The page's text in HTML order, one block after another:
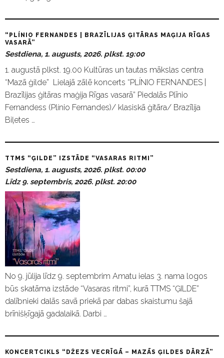
“PLÍNIO FERNANDES | BRAZĪLIJAS ĢITĀRAS MAĢIJA RĪGAS
VASARĀ”
Sestdiena, 1. augusts, 2026. plkst. 19:00
1. augustā plkst. 19.00 Kultūras un tautas mākslas centra
“Mazā ģilde” Lielajā zālē koncerts “PLÍNIO FERNANDES |
Brazīlijas ģitāras maģija Rīgas vasarā” Piedalās Plīnio
Fernandess (Plínio Fernandes)/ klasiskā ģitāra/ Brazīlija
Biļetes …
TTMS “ĢILDE” IZSTĀDE “VASARAS RITMI”
Sestdiena, 1. augusts, 2026. plkst. 00:00
Līdz 9. septembris, 2026. plkst. 20:00
No 9. jūlija līdz 9. septembrim Amatu ielas 3. nama logos
būs skatāma izstāde “Vasaras ritmi”, kurā TTMS “ĢILDE”
dalībnieki dalās savā priekā par dabas skaistumu šajā
brīnišķīgajā gadalaikā. Darbi …
KONCERTCIKLS “DŽEZS VECRĪGĀ – MAZĀS ĢILDES DĀRZĀ”